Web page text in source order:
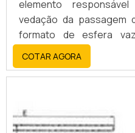
elemento
vedação da passagem
formato de esfera
essas válvulas são
forma: os tubos
horizontal, e a caixa
às
tipo de válvula esfera
COTAR AGORA